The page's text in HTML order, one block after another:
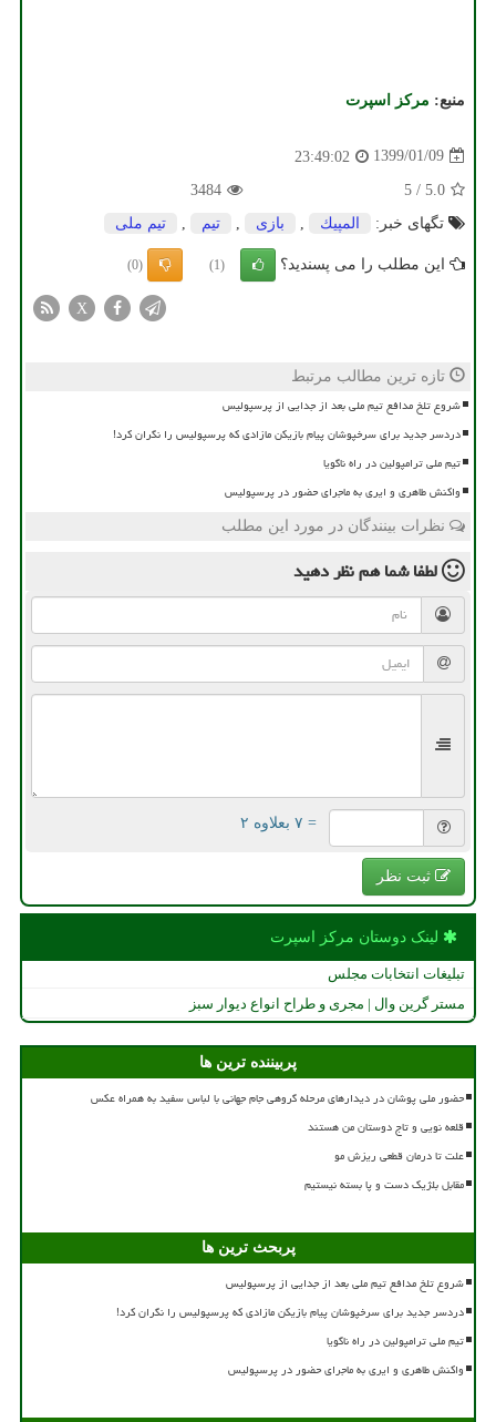
منبع: مركز اسپرت
1399/01/09
23:49:02
5.0
/
5
3484
تگهای خبر:
المپیك بازی تیم تیم ملی
این مطلب را می پسندید؟ (1)
(0)
X
تازه ترین مطالب مرتبط
شروع تلخ مدافع تیم ملی بعد از جدایی از پرسپولیس
دردسر جدید برای سرخپوشان پیام بازیکن مازادی که پرسپولیس را نگران کرد!
تیم ملی ترامپولین در راه ناگویا
واکنش طاهری و ایری به ماجرای حضور در پرسپولیس
نظرات بینندگان در مورد این مطلب
لطفا شما همنظر دهید
= ۷ بعلاوه ۲
ثبت نظر
لینک دوستان مركز اسپرت
تبلیغات انتخابات مجلس
مستر گرین وال | مجری و طراح انواع دیوار سبز
پربیننده ترین ها
حضور ملی پوشان در دیدارهای مرحله گروهی جام جهانی با لباس سفید به همراه عکس
قلعه نویی و تاج دوستان من هستند
علت تا درمان قطعی ریزش مو
مقابل بلژیک دست و پا بسته نیستیم
پربحث ترین ها
شروع تلخ مدافع تیم ملی بعد از جدایی از پرسپولیس
دردسر جدید برای سرخپوشان پیام بازیکن مازادی که پرسپولیس را نگران کرد!
تیم ملی ترامپولین در راه ناگویا
واکنش طاهری و ایری به ماجرای حضور در پرسپولیس